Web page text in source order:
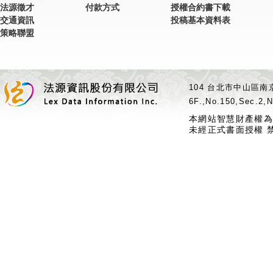
法源徵才
交通資訊
策略聯盟
付款方式
授權合約書下載
投稿基本資料表
104 台北市中山區
本網站智慧財產權
未經正式書面授權